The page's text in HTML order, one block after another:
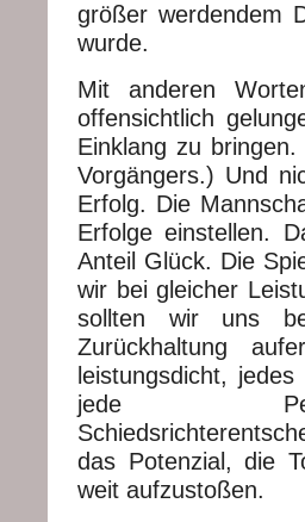
größer werdendem
wurde.
Mit anderen
offensichtlich
Einklang zu
Vorgängers.) Und
Erfolg. Die
Erfolge einstellen.
Anteil Glück. Die
wir bei gleicher
sollten wir uns
Zurückhaltung
leistungsdicht,
jede
das Potenzial, die
weit aufzustoßen.